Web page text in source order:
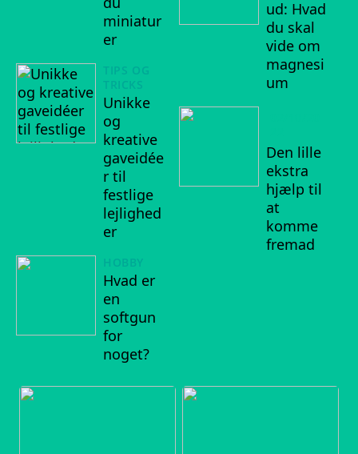
miniatur
er
TIPS OG
TRICKS
Unikke
og
kreative
gaveidée
r til
festlige
lejlighed
er
HOBBY
Hvad er
en
softgun
for
noget?
ud: Hvad
du skal
vide om
magnesi
um
Den lille
ekstra
hjælp til
at
komme
fremad